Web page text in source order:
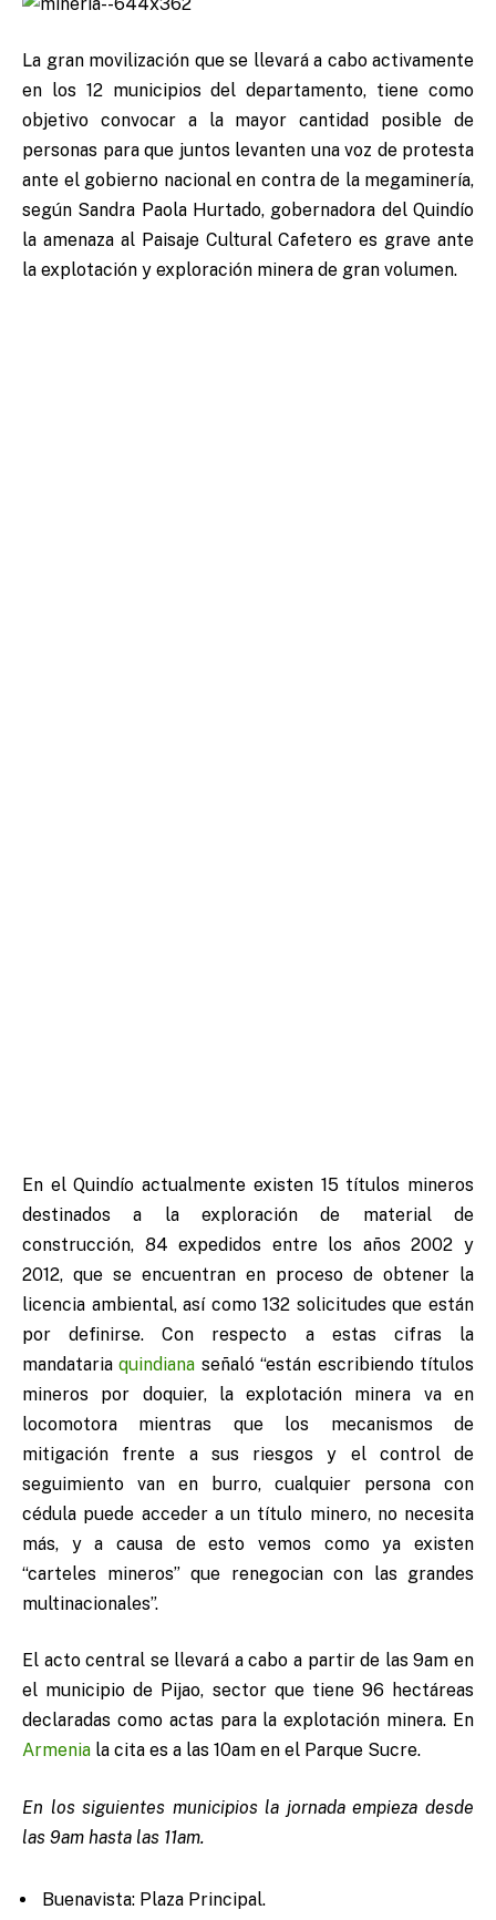
La gran movilización que se llevará a cabo activamente
en los 12 municipios del departamento, tiene como
objetivo convocar a la mayor cantidad posible de
personas para que juntos levanten una voz de protesta
ante el gobierno nacional en contra de la megaminería,
según Sandra Paola Hurtado, gobernadora del Quindío
la amenaza al Paisaje Cultural Cafetero es grave ante
la explotación y exploración minera de gran volumen.
En el Quindío actualmente existen 15 títulos mineros
destinados a la exploración de material de
construcción, 84 expedidos entre los años 2002 y
2012, que se encuentran en proceso de obtener la
licencia ambiental, así como 132 solicitudes que están
por definirse. Con respecto a estas cifras la
mandatariaquindiana señaló “están escribiendo títulos
mineros por doquier, la explotación minera va en
locomotora mientras que los mecanismos de
mitigación frente a sus riesgos y el control de
seguimiento van en burro, cualquier persona con
cédula puede acceder a un título minero, no necesita
más, y a causa de esto vemos como ya existen
“carteles mineros” que renegocian con las grandes
multinacionales”.
El acto central se llevará a cabo a partir de las 9am en
el municipio de Pijao, sector que tiene 96 hectáreas
declaradas como actas para la explotación minera. En
Armenia la cita es a las 10am en el Parque Sucre.
En los siguientes municipios la jornada empieza desde
las 9am hasta las 11am.
Buenavista: Plaza Principal.